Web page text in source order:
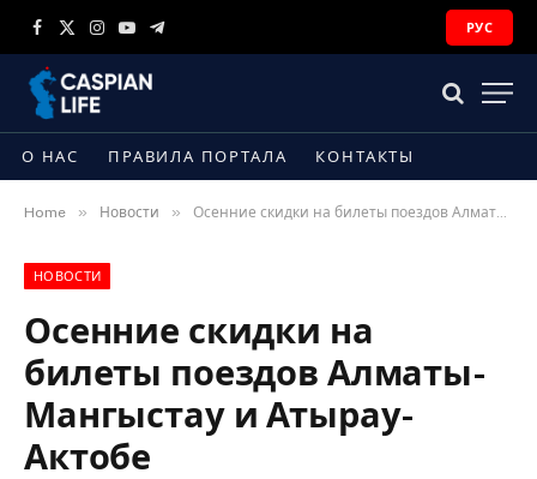
Facebook
X
Instagram
YouTubeTelegram
РУС
О НАС ПРАВИЛА ПОРТАЛА КОНТАКТЫ
Home » Новости » Осенние скидки на билеты поездов Алматы-Мангыстау и Атырау-Актобе
НОВОСТИ
Осенние скидки на
билеты поездов Алматы-
Мангыстау и Атырау-
Актобе